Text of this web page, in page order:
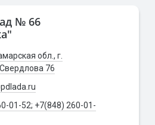
№ 66
обл., г.
76
01-52; +7(848) 260-01-